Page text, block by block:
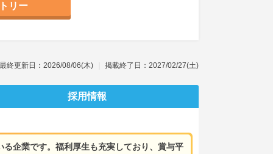
リー
最終更新日：2026/08/06(木) 掲載終了日：2027/02/27(土)
採用情報
企業です。福利厚生も充実しており、賞与平